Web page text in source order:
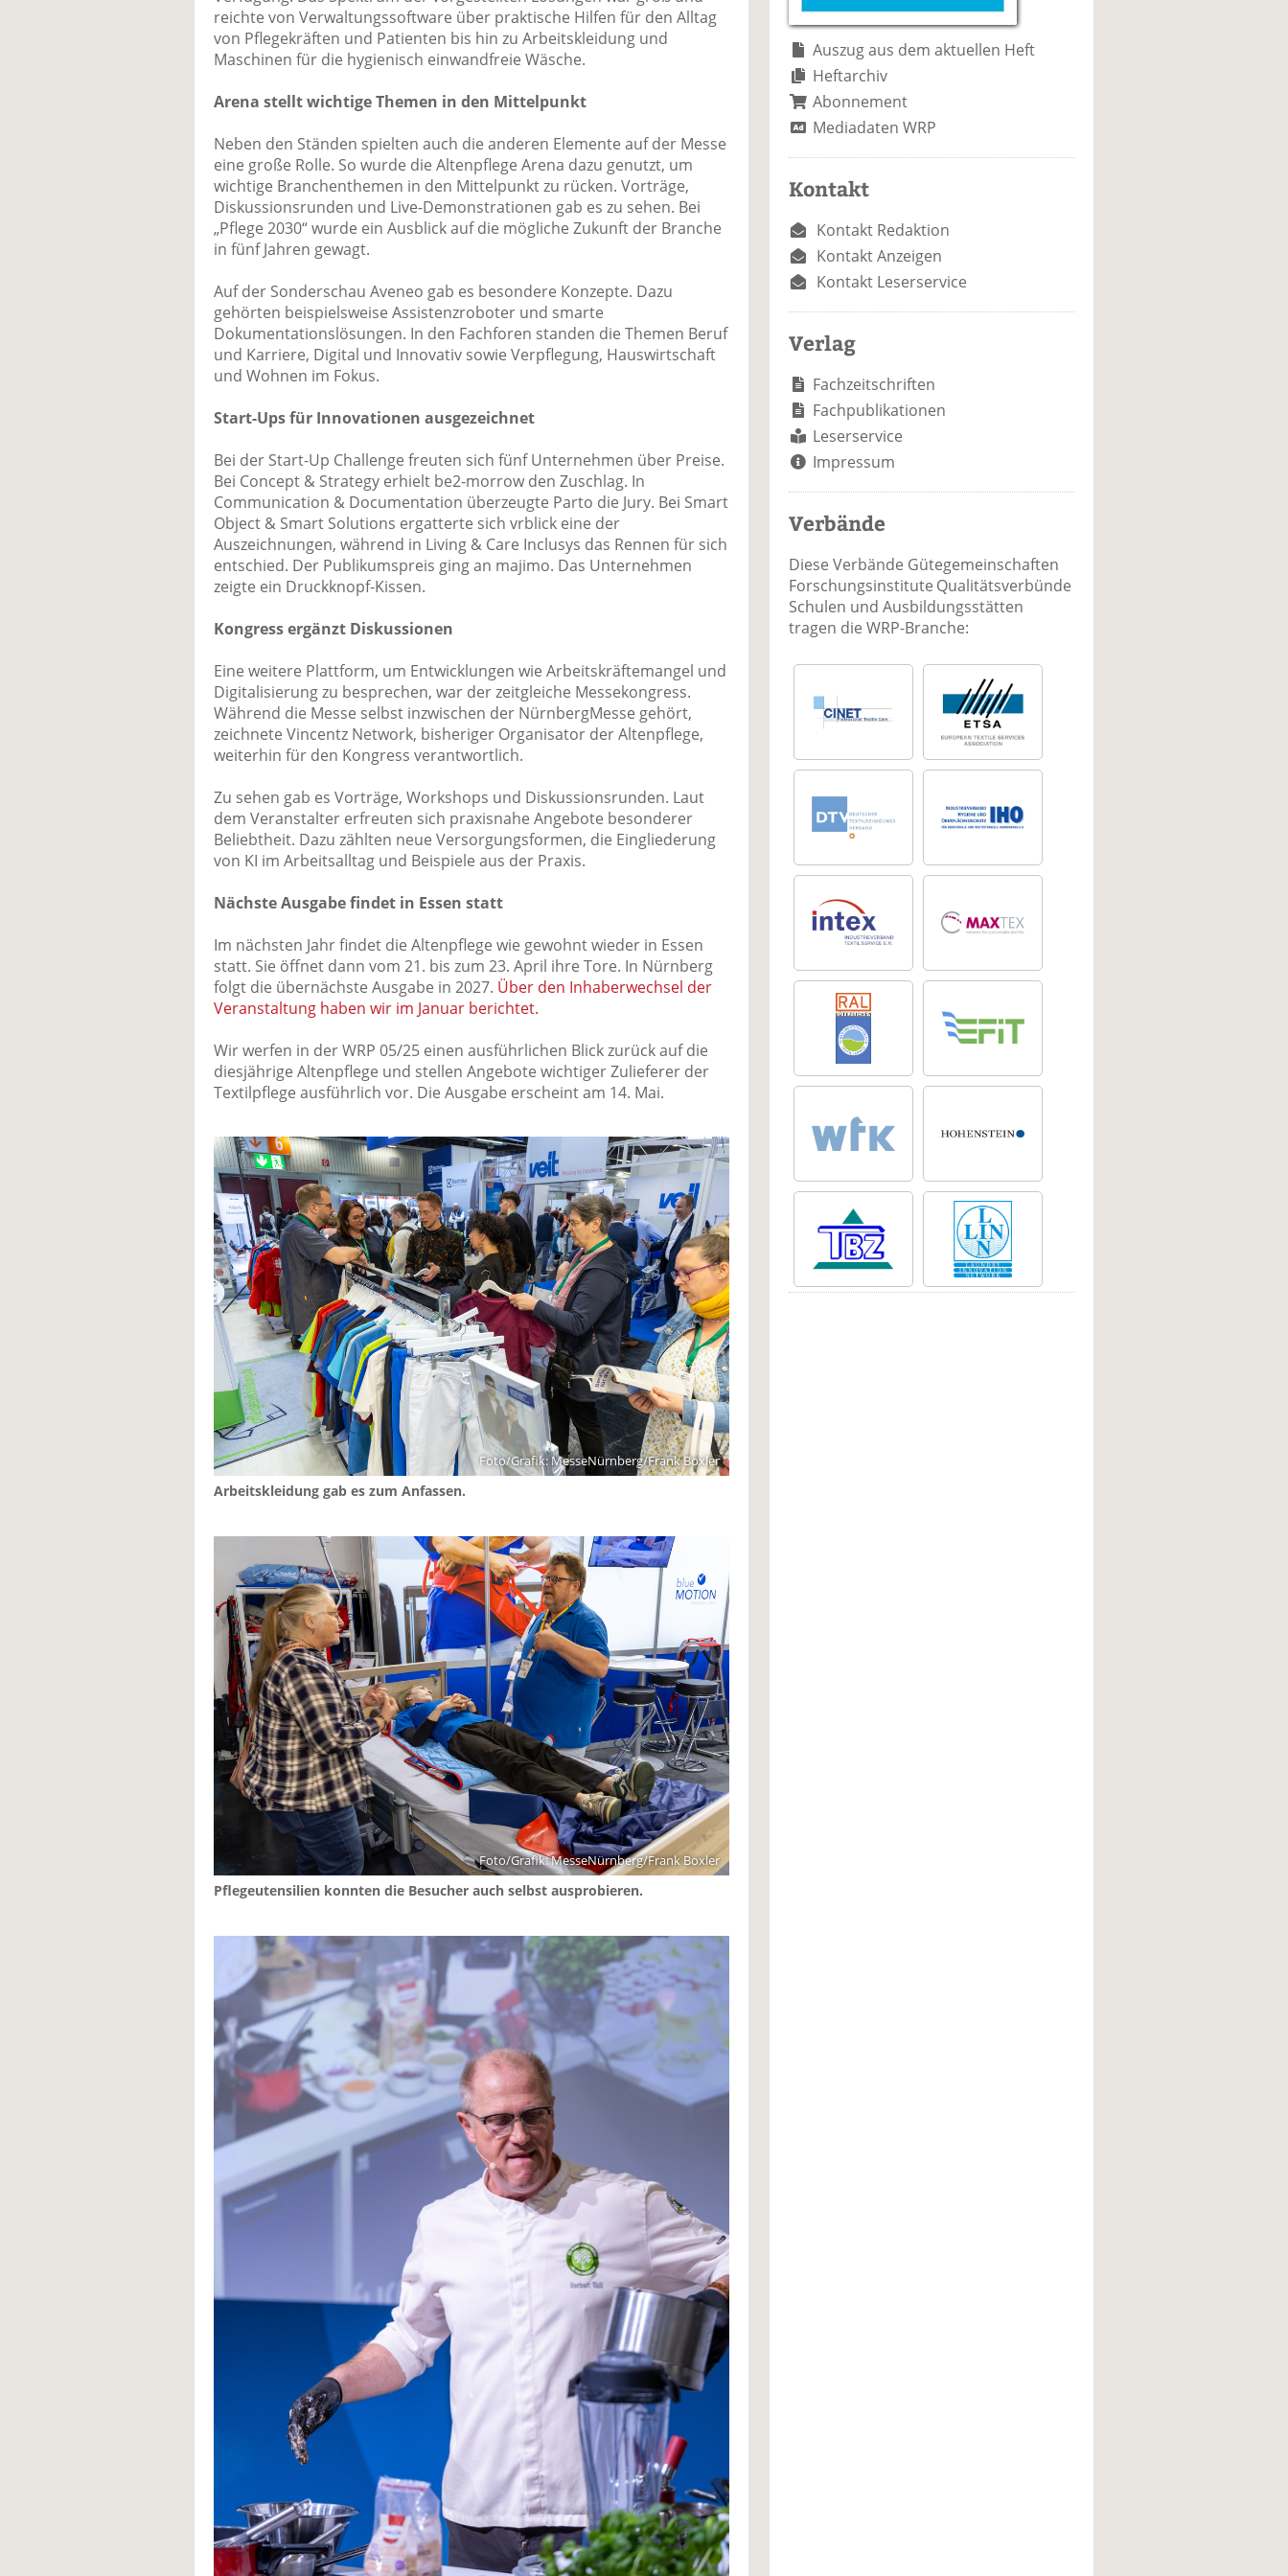
n
n
reichte von Verwaltungssoftware über praktische Hilfen für den Alltag
von Pflegekräften und Patienten bis hin zu Arbeitskleidung und
Maschinen für die hygienisch einwandfreie Wäsche.
Arena stellt wichtige Themen in den Mittelpunkt
Neben den Ständen spielten auch die anderen Elemente auf der Messe
eine große Rolle. So wurde die Altenpflege Arena dazu genutzt, um
wichtige Branchenthemen in den Mittelpunkt zu rücken. Vorträge,
Diskussionsrunden und Live-Demonstrationen gab es zu sehen. Bei
„Pflege 2030“ wurde ein Ausblick auf die mögliche Zukunft der Branche
in fünf Jahren gewagt.
Auf der Sonderschau Aveneo gab es besondere Konzepte. Dazu
gehörten beispielsweise Assistenzroboter und smarte
Dokumentationslösungen. In den Fachforen standen die Themen Beruf
und Karriere, Digital und Innovativ sowie Verpflegung, Hauswirtschaft
und Wohnen im Fokus.
Start-Ups für Innovationen ausgezeichnet
Bei der Start-Up Challenge freuten sich fünf Unternehmen über Preise.
Bei Concept & Strategy erhielt be2-morrow den Zuschlag. In
Communication & Documentation überzeugte Parto die Jury. Bei Smart
Object & Smart Solutions ergatterte sich vrblick eine der
Auszeichnungen, während in Living & Care Inclusys das Rennen für sich
entschied. Der Publikumspreis ging an majimo. Das Unternehmen
zeigte ein Druckknopf-Kissen.
Kongress ergänzt Diskussionen
Eine weitere Plattform, um Entwicklungen wie Arbeitskräftemangel und
Digitalisierung zu besprechen, war der zeitgleiche Messekongress.
Während die Messe selbst inzwischen der NürnbergMesse gehört,
zeichnete Vincentz Network, bisheriger Organisator der Altenpflege,
weiterhin für den Kongress verantwortlich.
Zu sehen gab es Vorträge, Workshops und Diskussionsrunden. Laut
dem Veranstalter erfreuten sich praxisnahe Angebote besonderer
Beliebtheit. Dazu zählten neue Versorgungsformen, die Eingliederung
von KI im Arbeitsalltag und Beispiele aus der Praxis.
Nächste Ausgabe findet in Essen statt
Im nächsten Jahr findet die Altenpflege wie gewohnt wieder in Essen
statt. Sie öffnet dann vom 21. bis zum 23. April ihre Tore. In Nürnberg
folgt die übernächste Ausgabe in 2027. Über den Inhaberwechsel der
Veranstaltung haben wir im Januar berichtet.
Wir werfen in der WRP 05/25 einen ausführlichen Blick zurück auf die
diesjährige Altenpflege und stellen Angebote wichtiger Zulieferer der
Textilpflege ausführlich vor. Die Ausgabe erscheint am 14. Mai.
Foto/Grafik: MesseNürnberg/Frank Boxler
Arbeitskleidung gab es zum Anfassen.
Foto/Grafik: MesseNürnberg/Frank Boxler
Pflegeutensilien konnten die Besucher auch selbst ausprobieren.
Auszug aus dem aktuellen Heft
Heftarchiv
Abonnement
Mediadaten WRP
Kontakt
Kontakt Redaktion
Kontakt Anzeigen
Kontakt Leserservice
Verlag
Fachzeitschriften
Fachpublikationen
Leserservice
Impressum
Verbände
Diese Verbände Gütegemeinschaften
Forschungsinstitute Qualitätsverbünde
Schulen und Ausbildungsstätten
tragen die WRP-Branche: